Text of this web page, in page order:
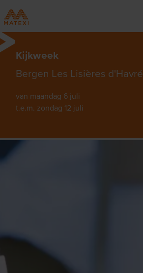
Kijkweek
Bergen Les Lisières d'Havré
van maandag 6 juli
t.e.m. zondag 12 juli